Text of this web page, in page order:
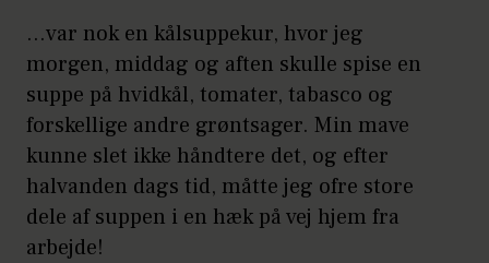
…var nok en kålsuppekur, hvor jeg
morgen, middag og aften skulle spise en
suppe på hvidkål, tomater, tabasco og
forskellige andre grøntsager. Min mave
kunne slet ikke håndtere det, og efter
halvanden dags tid, måtte jeg ofre store
dele af suppen i en hæk på vej hjem fra
arbejde!